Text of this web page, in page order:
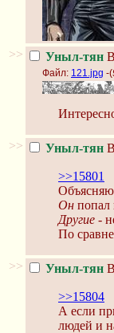
>> Уныл-тян
Файл: 121.jpg -(
>> Уныл-тян
>>15801
Объясняю
Он попал
Другие -
По
>> Уныл-тян
>>15804
А если
людей и